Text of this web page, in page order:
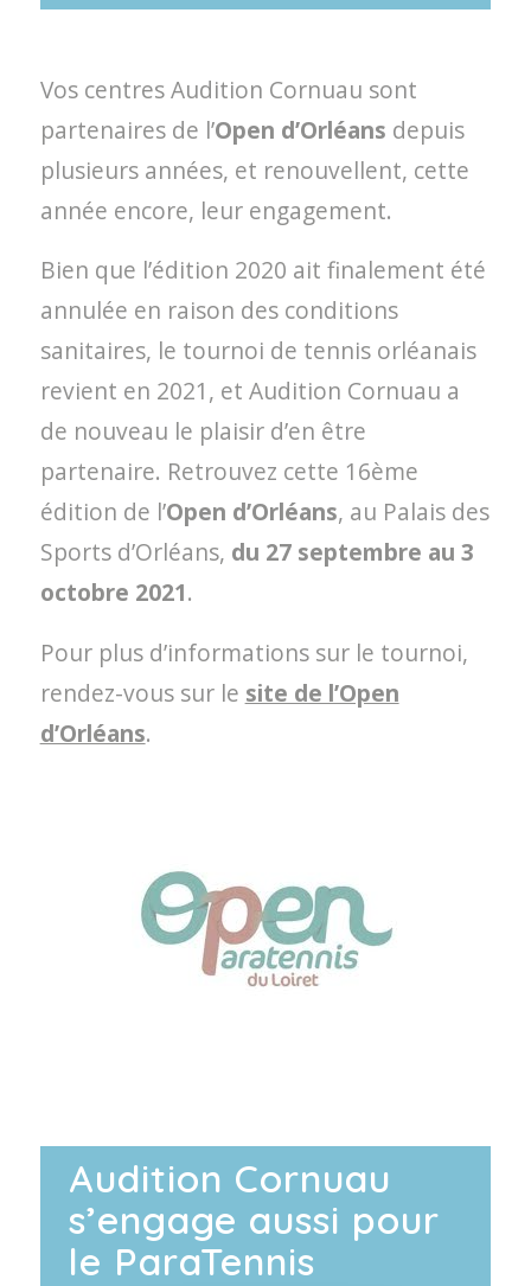
Vos centres Audition Cornuau sont
partenaires de l’Open d’Orléans depuis
plusieurs années, et renouvellent, cette
année encore, leur engagement.
Bien que l’édition 2020 ait finalement été
annulée en raison des conditions
sanitaires, le tournoi de tennis orléanais
revient en 2021, et Audition Cornuau a
de nouveau le plaisir d’en être
partenaire. Retrouvez cette 16ème
édition de l’Open d’Orléans, au Palais des
Sports d’Orléans, du 27 septembre au 3
octobre 2021.
Pour plus d’informations sur le tournoi,
rendez-vous sur le site de l’Open
d’Orléans.
Audition Cornuau
s’engage aussi pour
le ParaTennis